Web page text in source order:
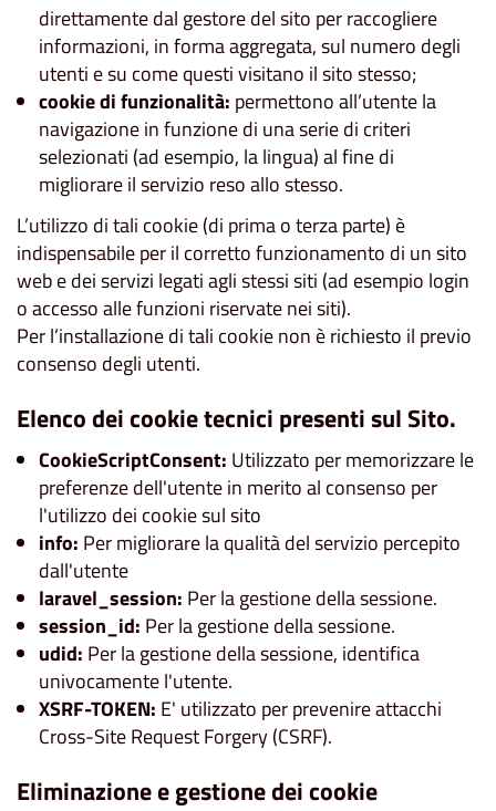
direttamente dal gestore del sito per raccogliere
informazioni, in forma aggregata, sul numero degli
utenti e su come questi visitano il sito stesso;
cookie di funzionalità: permettono all’utente la
navigazione in funzione di una serie di criteri
selezionati (ad esempio, la lingua) al fine di
migliorare il servizio reso allo stesso.
L’utilizzo di tali cookie (di prima o terza parte) è
indispensabile per il corretto funzionamento di un sito
web e dei servizi legati agli stessi siti (ad esempio login
o accesso alle funzioni riservate nei siti).
Per l’installazione di tali cookie non è richiesto il previo
consenso degli utenti.
Elenco dei cookie tecnici presenti sul Sito.
CookieScriptConsent: Utilizzato per memorizzare le
preferenze dell'utente in merito al consenso per
l'utilizzo dei cookie sul sito
info: Per migliorare la qualità del servizio percepito
dall'utente
laravel_session: Per la gestione della sessione.
session_id: Per la gestione della sessione.
udid: Per la gestione della sessione, identifica
univocamente l'utente.
XSRF-TOKEN: E' utilizzato per prevenire attacchi
Cross-Site Request Forgery (CSRF).
Eliminazione e gestione dei cookie